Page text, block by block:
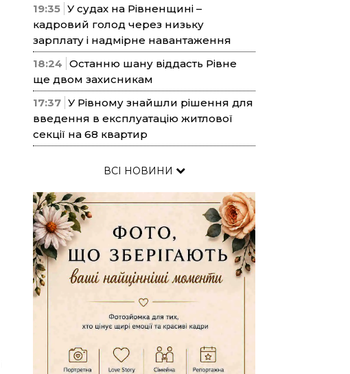
19:35 У судах на Рівненщині –
кадровий голод через низьку
зарплату і надмірне навантаження
18:24 Останню шану віддасть Рівне
ще двом захисникам
17:37 У Рівному знайшли рішення для
введення в експлуатацію житлової
секції на 68 квартир
ВСІ НОВИНИ